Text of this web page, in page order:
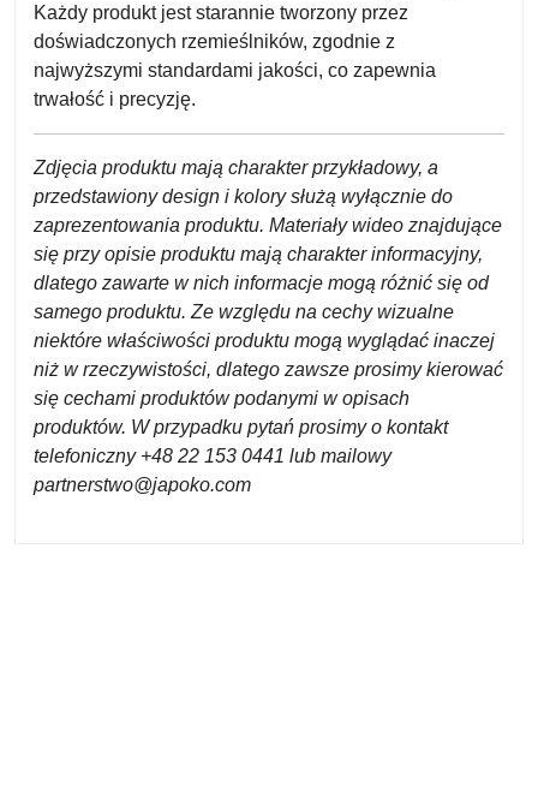
Każdy produkt jest starannie tworzony przez
doświadczonych rzemieślników, zgodnie z
najwyższymi standardami jakości, co zapewnia
trwałość i precyzję.
Zdjęcia produktu mają charakter przykładowy, a
przedstawiony design i kolory służą wyłącznie do
zaprezentowania produktu. Materiały wideo znajdujące
się przy opisie produktu mają charakter informacyjny,
dlatego zawarte w nich informacje mogą różnić się od
samego produktu. Ze względu na cechy wizualne
niektóre właściwości produktu mogą wyglądać inaczej
niż w rzeczywistości, dlatego zawsze prosimy kierować
się cechami produktów podanymi w opisach
produktów. W przypadku pytań prosimy o kontakt
telefoniczny +48 22 153 0441 lub mailowy
partnerstwo@japoko.com